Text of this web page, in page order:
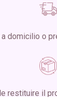
a domicilio o
restituire il